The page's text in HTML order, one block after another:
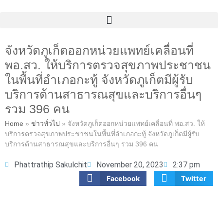
จังหวัดภูเก็ตออกหน่วยแพทย์เคลื่อนที่
พอ.สว. ให้บริการตรวจสุขภาพประชาชน
ในพื้นที่อำเภอกะทู้ จังหวัดภูเก็ตมีผู้รับ
บริการด้านสาธารณสุขและบริการอื่นๆ
รวม 396 คน
Home » ข่าวทั่วไป » จังหวัดภูเก็ตออกหน่วยแพทย์เคลื่อนที่ พอ.สว. ให้
บริการตรวจสุขภาพประชาชนในพื้นที่อำเภอกะทู้ จังหวัดภูเก็ตมีผู้รับ
บริการด้านสาธารณสุขและบริการอื่นๆ รวม 396 คน
Phattrathip Sakulchit November 20, 2023 2:37 pm
Facebook Twitter